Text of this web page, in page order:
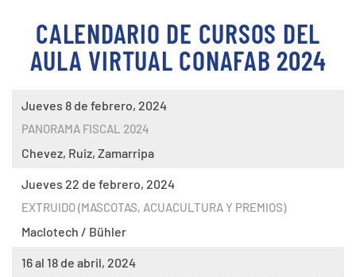
CALENDARIO DE CURSOS DEL
AULA VIRTUAL CONAFAB 2024
Jueves 8 de febrero, 2024
PANORAMA FISCAL 2024
Chevez, Ruiz, Zamarripa
Jueves 22 de febrero, 2024
EXTRUIDO (MASCOTAS, ACUACULTURA Y PREMIOS)
Maclotech / Bühler
16 al 18 de abril, 2024